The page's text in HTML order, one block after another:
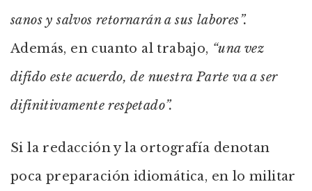
sanos y salvos retornarán a sus labores”.
Además, en cuanto al trabajo, “una vez
difido este acuerdo, de nuestra Parte va a ser
difinitivamente respetado”.
Si la redacción y la ortografía denotan
poca preparación idiomática, en lo militar